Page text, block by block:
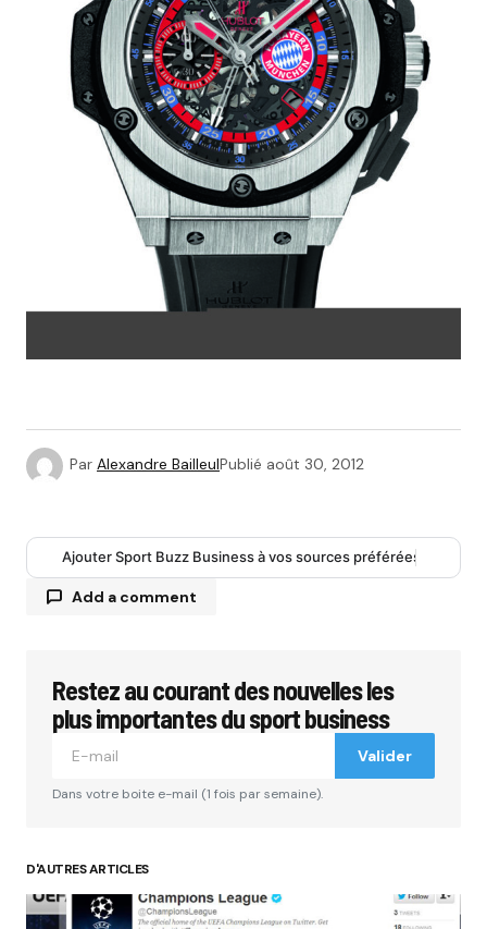
Par Alexandre BailleulPublié août 30, 2012
Ajouter Sport Buzz Business à vos sources préférées
Add a comment
Votre adresse e-mail ne sera pas publiée.Les
champs obligatoires sont indiqués avec*
Your Name*
Restez au courant des nouvelles les
plus importantes du sport business
Valider
Dans votre boite e-mail (1 fois par semaine).
D'AUTRES ARTICLES